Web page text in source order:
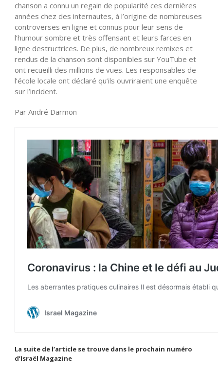
chanson a connu un regain de popularité ces dernières
années chez des internautes, à l’origine de nombreuses
controverses en ligne et connus pour leur sens de
l’humour sombre et très offensant et leurs farces en
ligne destructrices. De plus, de nombreux remixes et
rendus de la chanson sont disponibles sur YouTube et
ont recueilli des millions de vues. Les responsables de
l’école locale ont déclaré qu’ils ouvriraient une enquête
sur l’incident.
Par André Darmon
La suite de l’article se trouve dans le prochain numéro
d’Israël Magazine